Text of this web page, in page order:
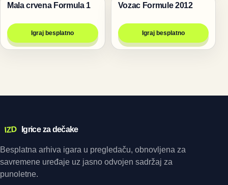
Trke
Mala crvena Formula 1
Igraj besplatno
Trke
Vozac Formule 2012
Igraj besplatno
IZD Igrice za dečake
Besplatna arhiva igara u pregledaču, obnovljena za
savremene uređaje uz jasno odvojen sadržaj za
punoletne.